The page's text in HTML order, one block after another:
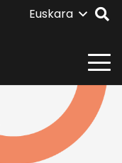
Euskara